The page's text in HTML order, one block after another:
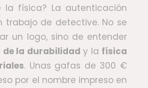
la física? La autenticación
trabajo de detective. No se
un logo, sino de entender
de la durabilidad y la física
. Unas gafas de 300 €
por el nombre impreso en